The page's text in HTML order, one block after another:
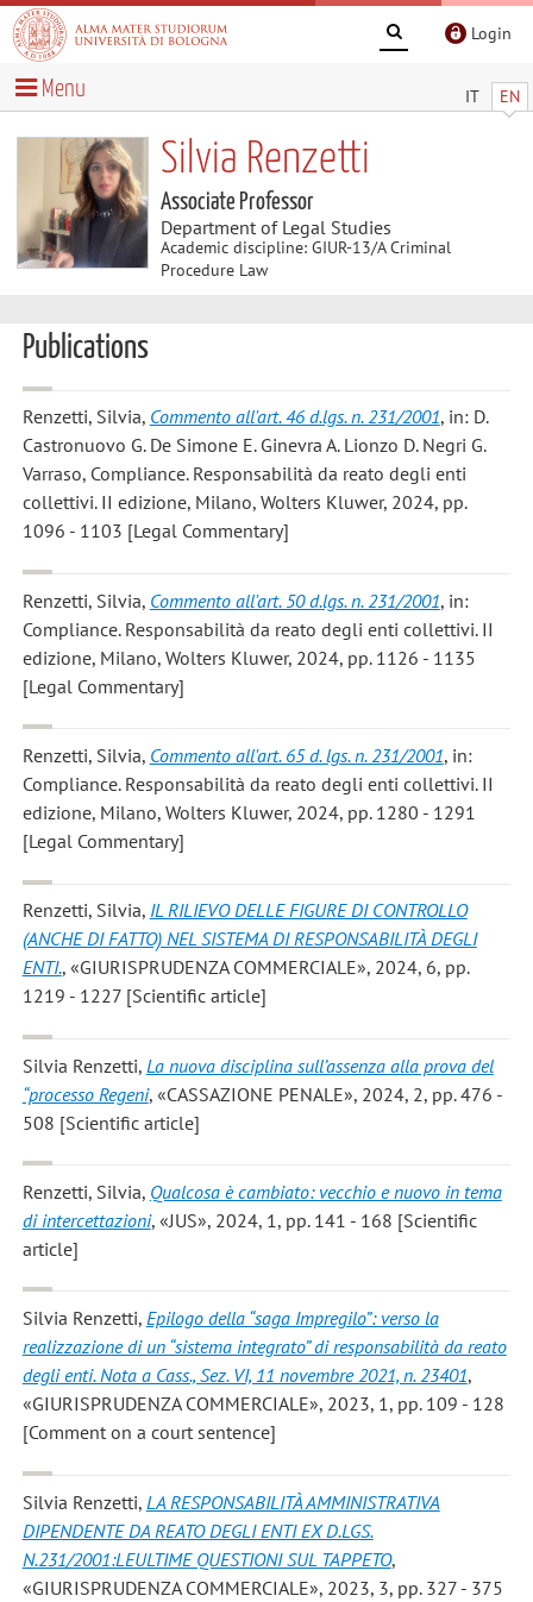
Login
IT EN
Menu
Silvia Renzetti
Associate Professor
Department of Legal Studies
Academic discipline: GIUR-13/A Criminal
Procedure Law
Publications
Renzetti, Silvia, Commento all'art. 46 d.lgs. n. 231/2001, in: D.
Castronuovo G. De Simone E. Ginevra A. Lionzo D. Negri G.
Varraso, Compliance. Responsabilità da reato degli enti
collettivi. II edizione, Milano, Wolters Kluwer, 2024, pp.
1096 - 1103 [Legal Commentary]
Renzetti, Silvia, Commento all'art. 50 d.lgs. n. 231/2001, in:
Compliance. Responsabilità da reato degli enti collettivi. II
edizione, Milano, Wolters Kluwer, 2024, pp. 1126 - 1135
[Legal Commentary]
Renzetti, Silvia, Commento all'art. 65 d. lgs. n. 231/2001, in:
Compliance. Responsabilità da reato degli enti collettivi. II
edizione, Milano, Wolters Kluwer, 2024, pp. 1280 - 1291
[Legal Commentary]
Renzetti, Silvia, IL RILIEVO DELLE FIGURE DI CONTROLLO
(ANCHE DI FATTO) NEL SISTEMA DI RESPONSABILITÀ DEGLI
ENTI., «GIURISPRUDENZA COMMERCIALE», 2024, 6, pp.
1219 - 1227 [Scientific article]
Silvia Renzetti, La nuova disciplina sull’assenza alla prova del
“processo Regeni, «CASSAZIONE PENALE», 2024, 2, pp. 476 -
508 [Scientific article]
Renzetti, Silvia, Qualcosa è cambiato: vecchio e nuovo in tema
di intercettazioni, «JUS», 2024, 1, pp. 141 - 168 [Scientific
article]
Silvia Renzetti, Epilogo della “saga Impregilo”: verso la
realizzazione di un “sistema integrato” di responsabilità da reato
degli enti. Nota a Cass., Sez. VI, 11 novembre 2021, n. 23401,
«GIURISPRUDENZA COMMERCIALE», 2023, 1, pp. 109 - 128
[Comment on a court sentence]
Silvia Renzetti, LA RESPONSABILITÀ AMMINISTRATIVA
DIPENDENTE DA REATO DEGLI ENTI EX D.LGS.
N.231/2001:LEULTIME QUESTIONI SUL TAPPETO,
«GIURISPRUDENZA COMMERCIALE», 2023, 3, pp. 327 - 375